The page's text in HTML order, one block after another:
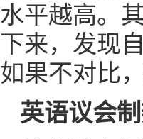
水平越高。
下来，发现
如果不对比
英语议会